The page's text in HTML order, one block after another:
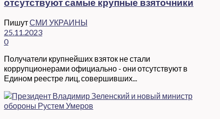
отсутствуют самые крупные взяточники
ПишутСМИ УКРАИНЫ
25.11.2023
0
Получатели крупнейших взяток не стали
коррупционерами официально - они отсутствуют в
Едином реестре лиц, совершивших...